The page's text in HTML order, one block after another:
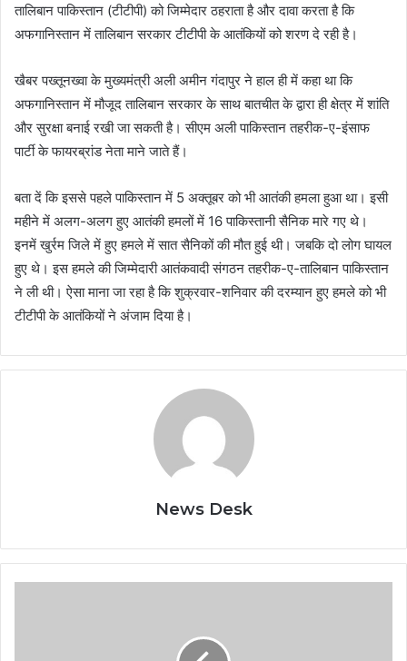
तालिबान पाकिस्तान (टीटीपी) को जिम्मेदार ठहराता है और दावा करता है कि
अफगानिस्तान में तालिबान सरकार टीटीपी के आतंकियों को शरण दे रही है।
खैबर पख्तूनख्वा के मुख्यमंत्री अली अमीन गंदापुर ने हाल ही में कहा था कि
अफगानिस्तान में मौजूद तालिबान सरकार के साथ बातचीत के द्वारा ही क्षेत्र में शांति
और सुरक्षा बनाई रखी जा सकती है। सीएम अली पाकिस्तान तहरीक-ए-इंसाफ
पार्टी के फायरब्रांड नेता माने जाते हैं।
बता दें कि इससे पहले पाकिस्तान में 5 अक्तूबर को भी आतंकी हमला हुआ था। इसी
महीने में अलग-अलग हुए आतंकी हमलों में 16 पाकिस्तानी सैनिक मारे गए थे।
इनमें खुर्रम जिले में हुए हमले में सात सैनिकों की मौत हुई थी। जबकि दो लोग घायल
हुए थे। इस हमले की जिम्मेदारी आतंकवादी संगठन तहरीक-ए-तालिबान पाकिस्तान
ने ली थी। ऐसा माना जा रहा है कि शुक्रवार-शनिवार की दरम्यान हुए हमले को भी
टीटीपी के आतंकियों ने अंजाम दिया है।
News Desk